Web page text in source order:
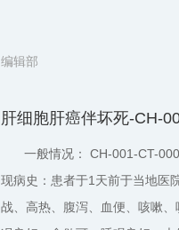
编辑部
肝细胞肝癌伴坏死-CH-
一般情况： CH-001-CT-
现病史：患者于1天前于当地医
战、高热、腹泻、血便、咳嗽